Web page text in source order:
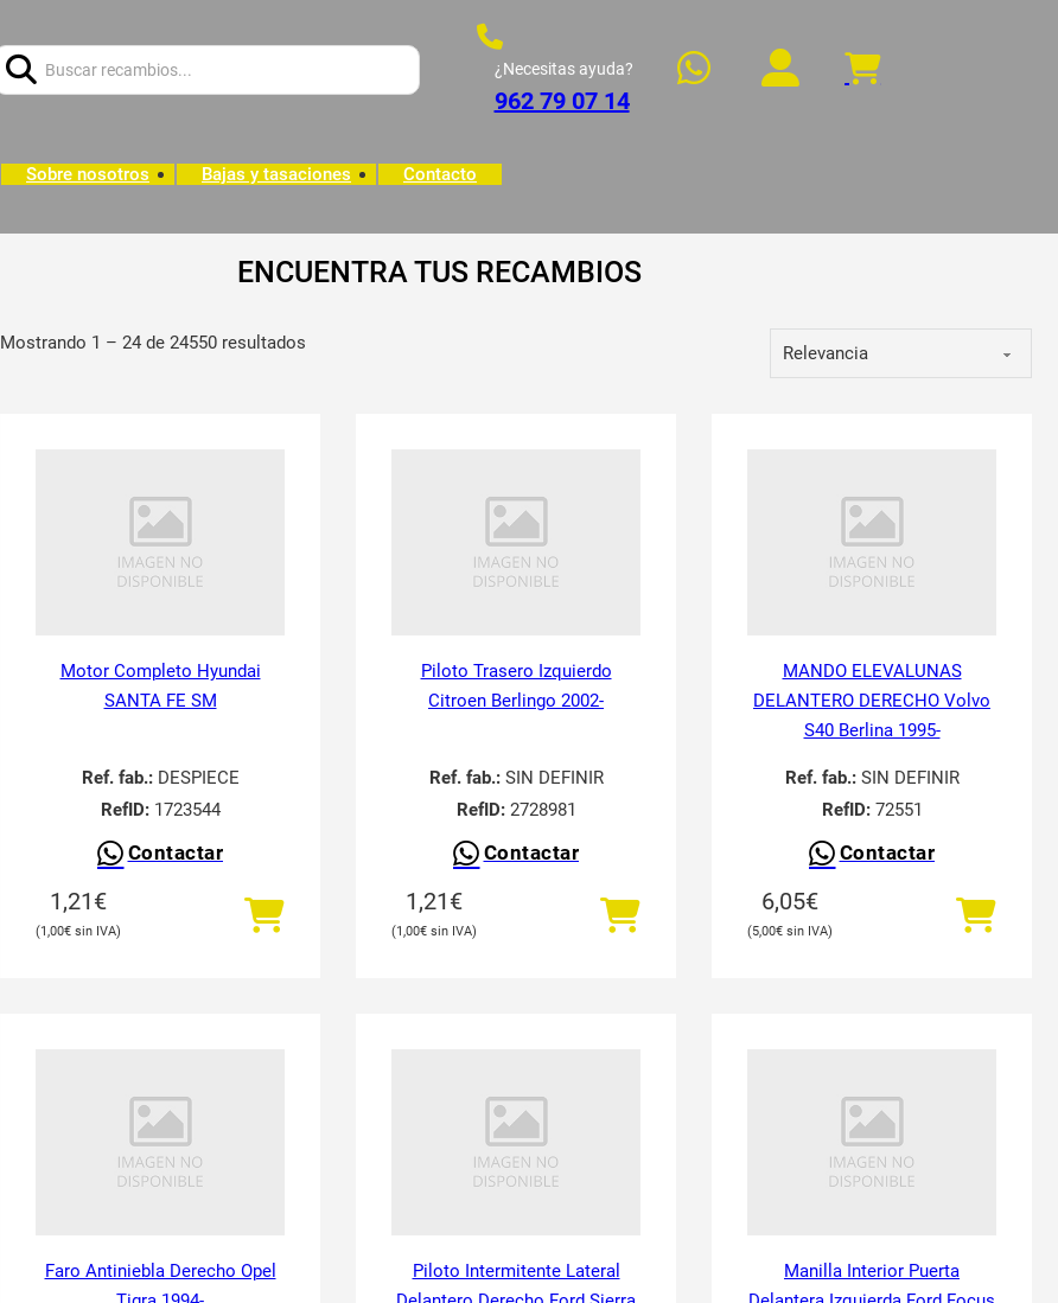
¿Necesitas ayuda?
962 79 07 14
Sobre nosotros Bajas y tasaciones Contacto
ENCUENTRA TUS RECAMBIOS
Mostrando 1 – 24 de 24550 resultados
Motor Completo Hyundai
SANTA FE SM
Ref. fab.:DESPIECE
RefID:1723544
Contactar
1,21€
1,00€
Piloto Trasero Izquierdo
Citroen Berlingo 2002-
Ref. fab.:SIN DEFINIR
RefID:2728981
Contactar
1,21€
1,00€
MANDO ELEVALUNAS
DELANTERO DERECHO Volvo
S40 Berlina 1995-
Ref. fab.:SIN DEFINIR
RefID:72551
Contactar
6,05€
5,00€
Faro Antiniebla Derecho Opel
Piloto Intermitente Lateral
Manilla Interior Puerta